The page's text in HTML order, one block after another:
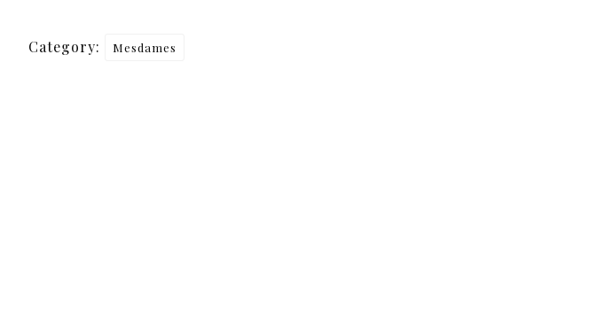
Category: Mesdames